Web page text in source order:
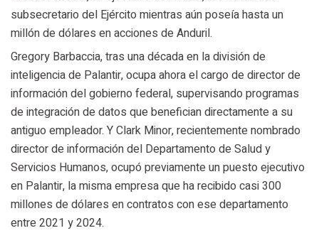
subsecretario del Ejército mientras aún poseía hasta un
millón de dólares en acciones de Anduril.
Gregory Barbaccia, tras una década en la división de
inteligencia de Palantir, ocupa ahora el cargo de director de
información del gobierno federal, supervisando programas
de integración de datos que benefician directamente a su
antiguo empleador. Y Clark Minor, recientemente nombrado
director de información del Departamento de Salud y
Servicios Humanos, ocupó previamente un puesto ejecutivo
en Palantir, la misma empresa que ha recibido casi 300
millones de dólares en contratos con ese departamento
entre 2021 y 2024.